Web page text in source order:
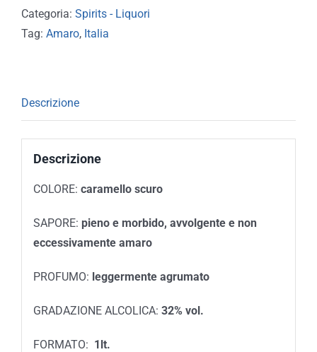
Categoria: Spirits - Liquori
Tag: Amaro, Italia
Descrizione
Descrizione
COLORE: caramello scuro
SAPORE: pieno e morbido, avvolgente e non
eccessivamente amaro
PROFUMO: leggermente agrumato
GRADAZIONE ALCOLICA: 32% vol.
FORMATO: 1lt.